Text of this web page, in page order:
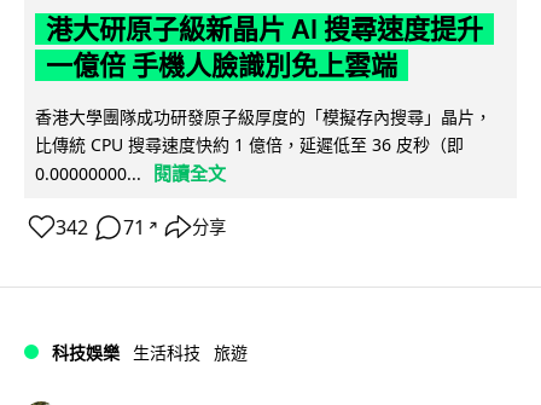
港大研原子級新晶片 AI 搜尋速度提升
一億倍 手機人臉識別免上雲端
香港大學團隊成功研發原子級厚度的「模擬存內搜尋」晶片，
比傳統 CPU 搜尋速度快約 1 億倍，延遲低至 36 皮秒（即
0.00000000...
閱讀全文
342 71 ↗ 分享
科技娛樂 生活科技 旅遊